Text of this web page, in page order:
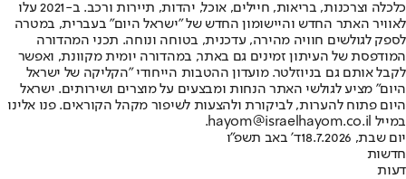
כלכלה וצרכנות, בריאות, חיילים, אוכל, יהדות, תיירות ורכב. ב-2021 עלו
לאוויר האתר החדש והיישומון החדש של "ישראל היום" בעברית, במטרה
לספק לגולשים חוויה מהירה, עדכנית, בטוחה ונוחה. תכני המהדורה
המודפסת של העיתון זמינים גם באתר, במהדורה יומית מקוונת, ואפשר
לקבל אותם גם בניוזלטר. מועדון ההטבות הייחודי "הקליקה של ישראל
היום" מציע לגולשי האתר הנחות ומבצעים על מוצרים ושירותים. ישראל
היום פתוח להערות, לביקורת ולהצעות לשיפור מקהל הקוראים. פנו אלינו
במייל hayom@israelhayom.co.il.
יום שבת, 18.7.2026
ד' באב תשפ"ו
חדשות
דעות